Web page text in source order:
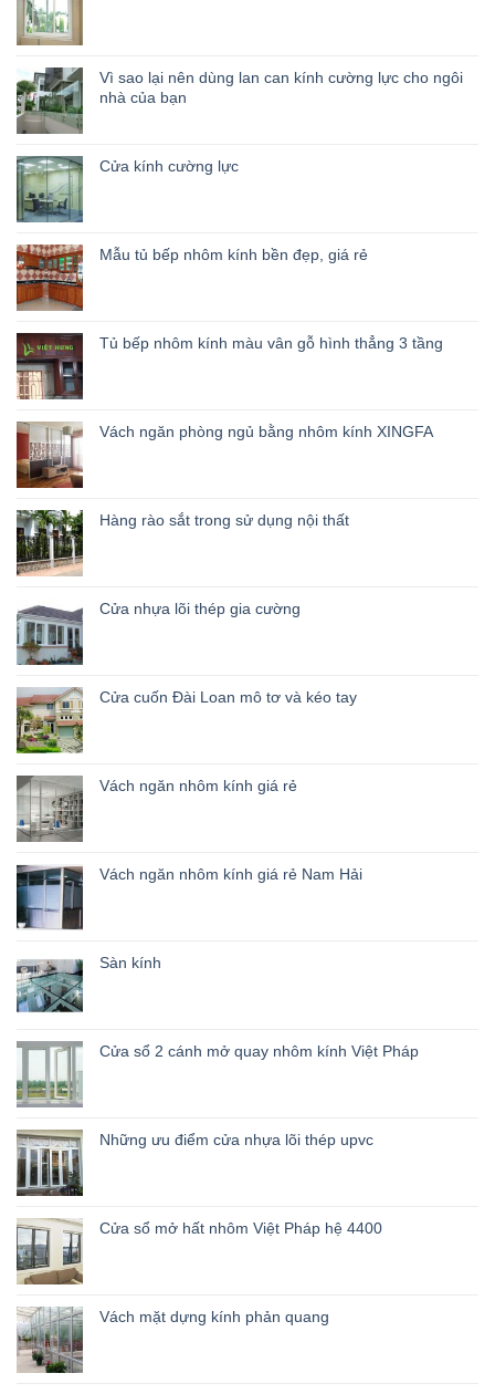
Vì sao lại nên dùng lan can kính cường lực cho ngôi
nhà của bạn
Cửa kính cường lực
Mẫu tủ bếp nhôm kính bền đẹp, giá rẻ
Tủ bếp nhôm kính màu vân gỗ hình thẳng 3 tầng
Vách ngăn phòng ngủ bằng nhôm kính XINGFA
Hàng rào sắt trong sử dụng nội thất
Cửa nhựa lõi thép gia cường
Cửa cuốn Đài Loan mô tơ và kéo tay
Vách ngăn nhôm kính giá rẻ
Vách ngăn nhôm kính giá rẻ Nam Hải
Sàn kính
Cửa sổ 2 cánh mở quay nhôm kính Việt Pháp
Những ưu điểm cửa nhựa lõi thép upvc
Cửa sổ mở hất nhôm Việt Pháp hệ 4400
Vách mặt dựng kính phản quang